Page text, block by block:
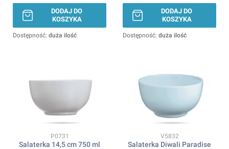
DODAJ DO
KOSZYKA
Dostępność: duża ilość
DODAJ DO
KOSZYKA
Dostępność: duża ilość
Kod produktu
P0731
Salaterka 14,5 cm 750 ml
Kod produktu
V5832
Salaterka Diwali Paradise